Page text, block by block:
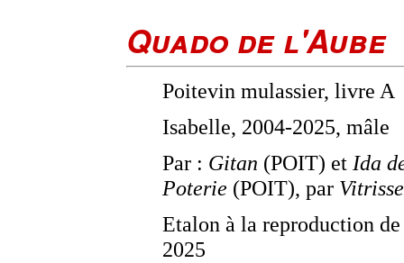
Quado de l'Aube
Poitevin mulassier, livre A
Isabelle, 2004-2025, mâle
Par : Gitan (POIT) et Ida
Poterie (POIT), par Vitrisse
Etalon à la reproduction
2025